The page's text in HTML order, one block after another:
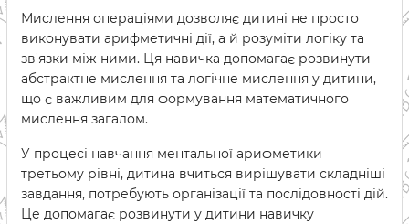
Мислення операціями дозволяє дитині не просто
виконувати арифметичні дії, а й розуміти логіку та
зв'язки між ними. Ця навичка допомагає розвинути
абстрактне мислення та логічне мислення у дитини,
що є важливим для формування математичного
мислення загалом.
У процесі навчання ментальної арифметики
третьому рівні, дитина вчиться вирішувати складніші
завдання, потребують організації та послідовності дій.
Це допомагає розвинути у дитини навичку